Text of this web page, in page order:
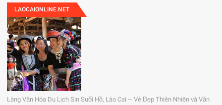
LAOCAIONLINE.NET
Làng Văn Hóa Du Lịch Sin Suối Hồ, Lào Cai – Vẻ Đẹp Thiên Nhiên và Văn